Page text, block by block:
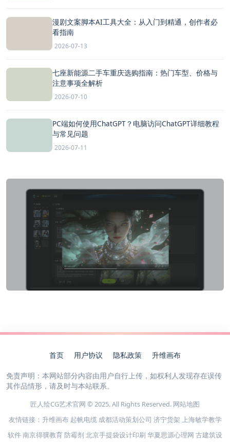
漫剧文案脚本AI工具大全：从入门到精通，创作者必
看指南
2026-07-13
七座新能源二手车重庆选购指南：热门车型、价格与
注意事项全解析
2026-07-10
PC端如何使用ChatGPT？电脑访问ChatGPT详细教程
与常见问题
2026-07-11
首页 用户协议 隐私政策 升维画布
免责声明：本网站部分内容由用户自行上传，如权利人发现存在误传
其作品情形，请及时与本站联系。
匠人绘CG艺术官网 © 2025. All Rights Reserved. 网站地图
友情链接： 升维画布 起帆电缆 成都活动策划公司 济宁货架 上海敏学教学
软件南京得骥教育 防霉剂 北京手提袋设计印刷 华夏思源心理网 古建筑设